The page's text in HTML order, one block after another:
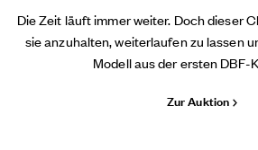
Die Zeit läuft immer weiter. Doch dieser
sie anzuhalten, weiterlaufen zu lassen
Modell aus der ersten DBF-
Zur Auktion